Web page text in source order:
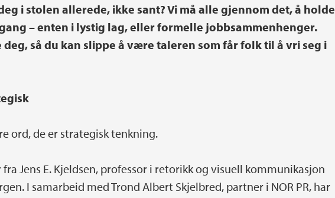
i stolen allerede, ikke sant? Vi må alle gjennom det, å holde
– enten i lystig lag, eller formelle jobbsammenhenger.
så du kan slippe å være taleren som får folk til å vri seg i
ord, de er strategisk tenkning.
Jens E. Kjeldsen, professor i retorikk og visuell kommunikasjon
I samarbeid med Trond Albert Skjelbred, partner i NOR PR, har